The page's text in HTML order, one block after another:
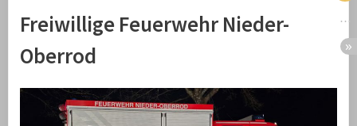
Freiwillige Feuerwehr Nieder-
Oberrod